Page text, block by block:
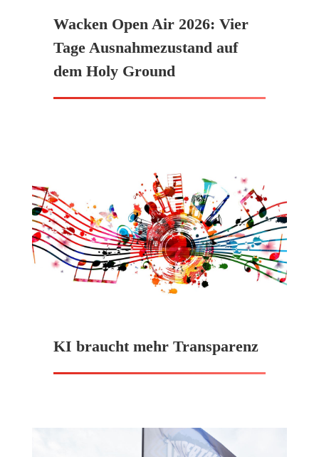
Wacken Open Air 2026: Vier
Tage Ausnahmezustand auf
dem Holy Ground
KI braucht mehr Transparenz